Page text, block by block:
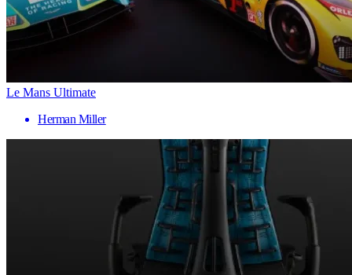
Le Mans Ultimate
Herman Miller